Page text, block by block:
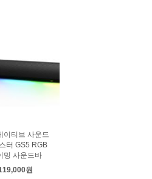
이티브 사운드
터 GS5 RGB
밍 사운드바
원